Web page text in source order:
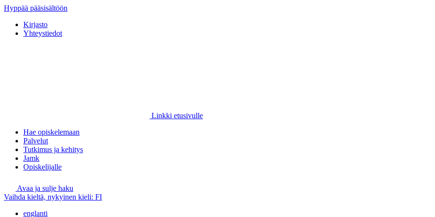
Hyppää pääsisältöön
Kirjasto
Yhteystiedot
Linkki etusivulle
Hae opiskelemaan
Palvelut
Tutkimus ja kehitys
Jamk
Opiskelijalle
Avaa ja sulje haku
Vaihda kieltä, nykyinen kieli: FI
englanti